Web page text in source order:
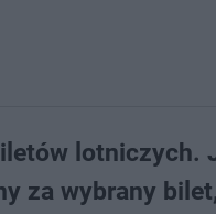
lotniczych.
za wybrany